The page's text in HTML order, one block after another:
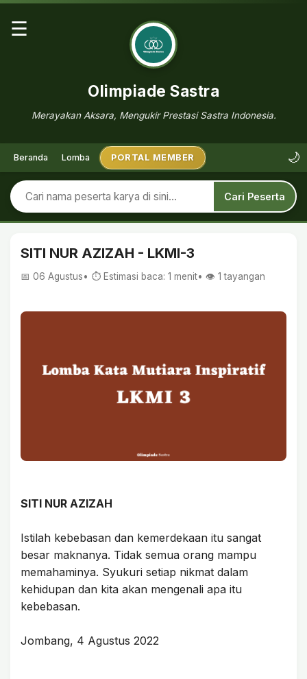
☰
Olimpiade Sastra
Merayakan Aksara, Mengukir Prestasi Sastra Indonesia.
Beranda Lomba PORTAL MEMBER 🌙
Cari Peserta
SITI NUR AZIZAH - LKMI-3
📅 06 Agustus• ⏱ Estimasi baca: 1 menit• 👁️ 1 tayangan
SITI NUR AZIZAH
Istilah kebebasan dan kemerdekaan itu sangat
besar maknanya. Tidak semua orang mampu
memahaminya. Syukuri setiap nikmat dalam
kehidupan dan kita akan mengenali apa itu
kebebasan.
Jombang, 4 Agustus 2022